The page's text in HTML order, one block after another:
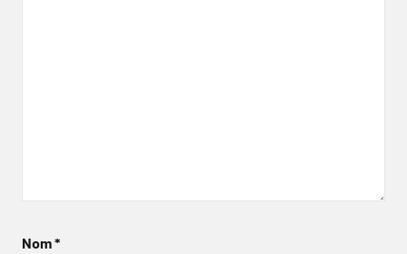
Nom*